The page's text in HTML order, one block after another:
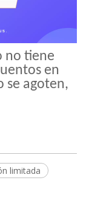
no tiene
en
se agoten,
limitada